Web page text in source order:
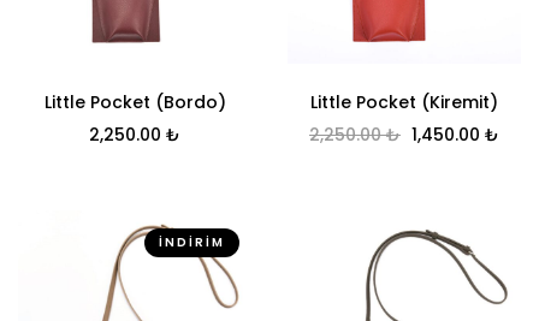
Little Pocket (Bordo)
2,250.00 ₺
Little Pocket (Kiremit)
2,250.00₺ Orijinal fiyat:
1,450.00 ₺
İNDIRIM